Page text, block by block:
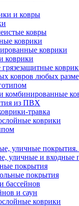
и ковры
ковры
коврики
коврики
коврики
ковров любых
комбинированные
из ПВХ
травка
коврики
уличные покрытия.
уличные и входные
покрытия
покрытия
бассейнов
и саун
коврики